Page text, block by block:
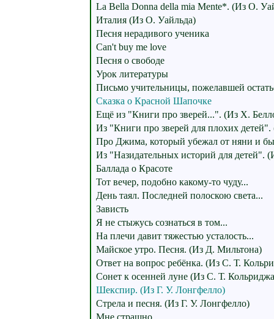
La Bella Donna della mia Mente*. (Из О.
Италия (Из О. Уайльда)
Песня нерадивого ученика
Can't buy me love
Песня о свободе
Урок литературы
Письмо учительницы, пожелавшей
Сказка о Красной Шапочке
Ещё из "Книги про зверей...". (Из Х.
Из "Книги про зверей для плохих
Про Джима, который убежал от няни и
Из "Назидательных историй для детей".
Баллада о Красоте
Тот вечер, подобно какому-то чуду...
День таял. Последней полоскою света...
Зависть
Я не стыжусь сознаться в том...
На плечи давит тяжестью усталость...
Майское утро. Песня. (Из Д. Мильтона)
Ответ на вопрос ребёнка. (Из С. Т.
Сонет к осенней луне (Из С. Т.
Шекспир. (Из Г. У. Лонгфелло)
Стрела и песня. (Из Г. У. Лонгфелло)
Мне страшно